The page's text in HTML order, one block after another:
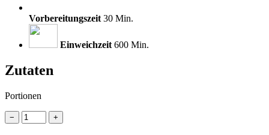
Vorbereitungszeit 30 Min.
Einweichzeit 600 Min.
Zutaten
Portionen
− +